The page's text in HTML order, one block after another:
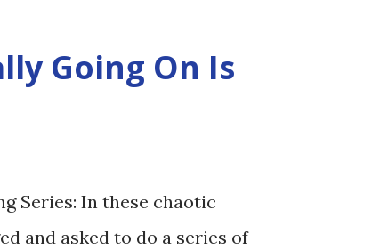
Going On Is
Series: In these chaotic
and asked to do a series of